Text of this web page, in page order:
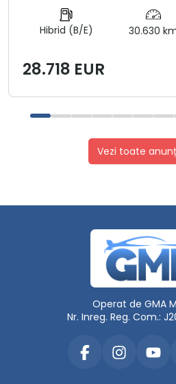
Hibrid (B/E) 30.630
28.718 EUR
Vezi toate
Operat de GMA
Nr. Inreg. Reg. Com.: